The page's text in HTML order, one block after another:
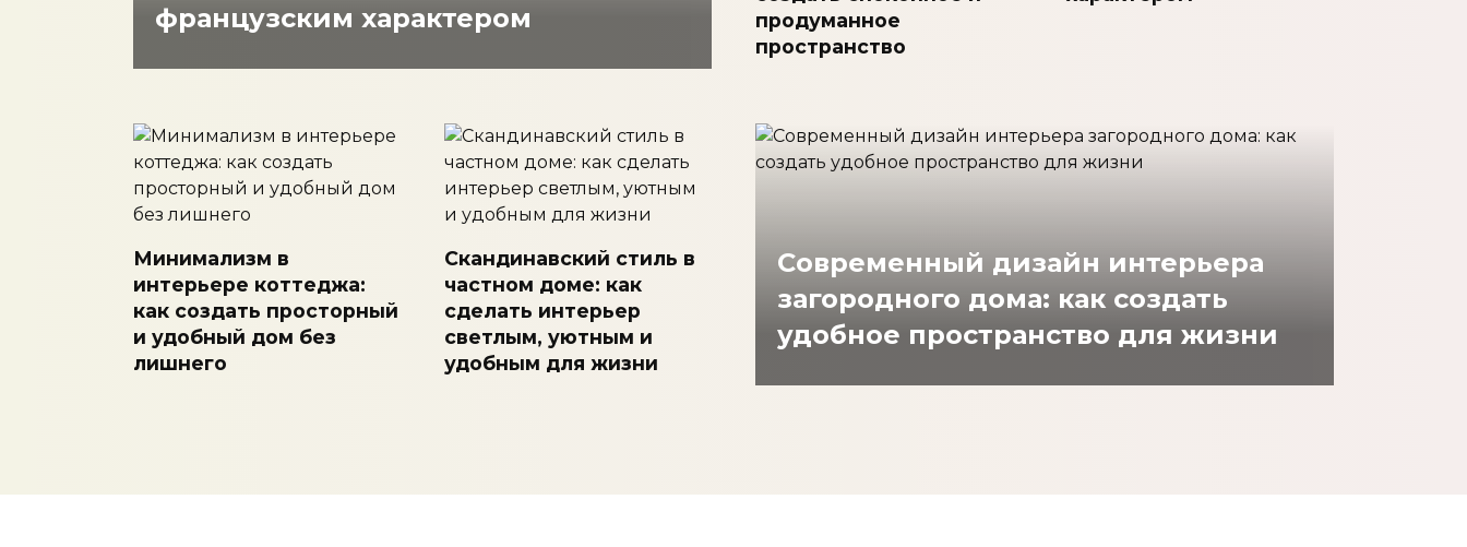
французским характером
продуманное
пространство
Минимализм в
интерьере коттеджа:
как создать просторный
и удобный дом без
лишнего
Скандинавский стиль в
частном доме: как
сделать интерьер
светлым, уютным и
удобным для жизни
Современный дизайн интерьера
загородного дома: как создать
удобное пространство для жизни